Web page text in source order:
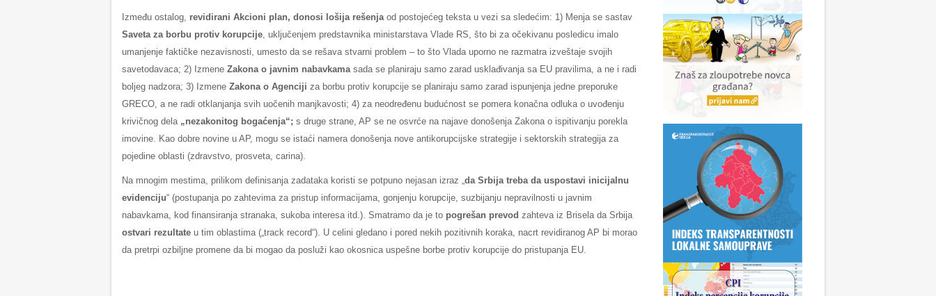
Između ostalog, revidirani Akcioni plan, donosi lošija rešenja od postojećeg teksta u vezi sa sledećim: 1) Menja se sastav
Saveta za borbu protiv korupcije , uključenjem predstavnika ministarstava Vlade RS, što bi za očekivanu posledicu imalo
umanjenje faktičke nezavisnosti, umesto da se rešava stvarni problem – to što Vlada uporno ne razmatra izveštaje svojih
savetodavaca; 2) Izmene Zakona o javnim nabavkama sada se planiraju samo zarad usklađivanja sa EU pravilima, a ne i radi
boljeg nadzora; 3) Izmene Zakona o Agenciji za borbu protiv korupcije se planiraju samo zarad ispunjenja jedne preporuke
GRECO, a ne radi otklanjanja svih uočenih manjkavosti; 4) za neodređenu budućnost se pomera konačna odluka o uvođenju
krivičnog dela „nezakonitog bogaćenja“; s druge strane, AP se ne osvrće na najave donošenja Zakona o ispitivanju porekla
imovine. Kao dobre novine u AP, mogu se istaći namera donošenja nove antikorupcijske strategije i sektorskih strategija za
pojedine oblasti (zdravstvo, prosveta, carina).
Na mnogim mestima, prilikom definisanja zadataka koristi se potpuno nejasan izraz „ da Srbija treba da uspostavi inicijalnu
evidenciju“ (postupanja po zahtevima za pristup informacijama, gonjenju korupcije, suzbijanju nepravilnosti u javnim
nabavkama, kod finansiranja stranaka, sukoba interesa itd.). Smatramo da je to pogrešan prevod zahteva iz Brisela da Srbija
ostvari rezultate u tim oblastima („track record“). U celini gledano i pored nekih pozitivnih koraka, nacrt revidiranog AP bi morao
da pretrpi ozbiljne promene da bi mogao da posluži kao okosnica uspešne borbe protiv korupcije do pristupanja EU.